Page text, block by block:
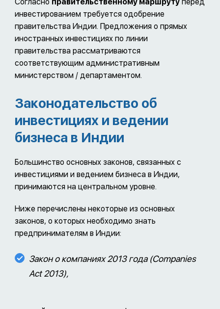
инвестированием требуется одобрение
правительства Индии. Предложения о прямых
иностранных инвестициях по линии
правительства рассматриваются
соответствующим административным
министерством / департаментом.
Законодательство об
инвестициях и ведении
бизнеса в Индии
Большинство основных законов, связанных с
инвестициями и ведением бизнеса в Индии,
принимаются на центральном уровне.
Ниже перечислены некоторые из основных
законов, о которых необходимо знать
предпринимателям в Индии:
Закон о компаниях 2013 года (Companies
Act 2013),